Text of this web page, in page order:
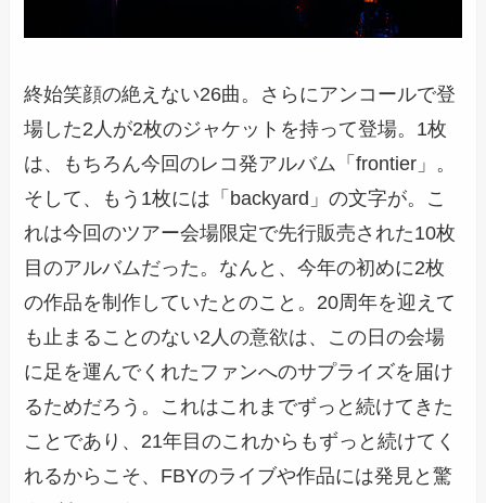
終始笑顔の絶えない26曲。さらにアンコールで登
場した2人が2枚のジャケットを持って登場。1枚
は、もちろん今回のレコ発アルバム「frontier」。
そして、もう1枚には「backyard」の文字が。こ
れは今回のツアー会場限定で先行販売された10枚
目のアルバムだった。なんと、今年の初めに2枚
の作品を制作していたとのこと。20周年を迎えて
も止まることのない2人の意欲は、この日の会場
に足を運んでくれたファンへのサプライズを届け
るためだろう。これはこれまでずっと続けてきた
ことであり、21年目のこれからもずっと続けてく
れるからこそ、FBYのライブや作品には発見と驚